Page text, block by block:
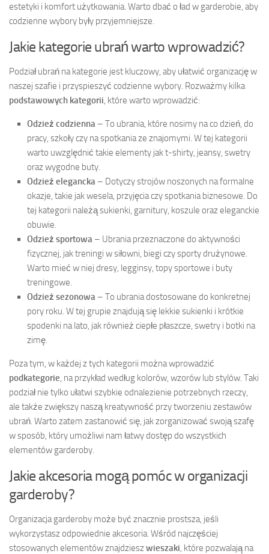
estetyki i komfort użytkowania. Warto dbać o ład w garderobie, aby
codzienne wybory były przyjemniejsze.
Jakie kategorie ubrań warto wprowadzić?
Podział ubrań na kategorie jest kluczowy, aby ułatwić organizację w
naszej szafie i przyspieszyć codzienne wybory. Rozważmy kilka
podstawowych kategorii, które warto wprowadzić:
Odzież codzienna – To ubrania, które nosimy na co dzień, do
pracy, szkoły czy na spotkania ze znajomymi. W tej kategorii
warto uwzględnić takie elementy jak t-shirty, jeansy, swetry
oraz wygodne buty.
Odzież elegancka – Dotyczy strojów noszonych na formalne
okazje, takie jak wesela, przyjęcia czy spotkania biznesowe. Do
tej kategorii należą sukienki, garnitury, koszule oraz eleganckie
obuwie.
Odzież sportowa – Ubrania przeznaczone do aktywności
fizycznej, jak treningi w siłowni, biegi czy sporty drużynowe.
Warto mieć w niej dresy, legginsy, topy sportowe i buty
treningowe.
Odzież sezonowa – To ubrania dostosowane do konkretnej
pory roku. W tej grupie znajdują się lekkie sukienki i krótkie
spodenki na lato, jak również ciepłe płaszcze, swetry i botki na
zimę.
Poza tym, w każdej z tych kategorii można wprowadzić
podkategorie, na przykład według kolorów, wzorów lub stylów. Taki
podział nie tylko ułatwi szybkie odnalezienie potrzebnych rzeczy,
ale także zwiększy naszą kreatywność przy tworzeniu zestawów
ubrań. Warto zatem zastanowić się, jak zorganizować swoją szafę
w sposób, który umożliwi nam łatwy dostęp do wszystkich
elementów garderoby.
Jakie akcesoria mogą pomóc w organizacji
garderoby?
Organizacja garderoby może być znacznie prostsza, jeśli
wykorzystasz odpowiednie akcesoria. Wśród najczęściej
stosowanych elementów znajdzieszwieszaki, które pozwalają na